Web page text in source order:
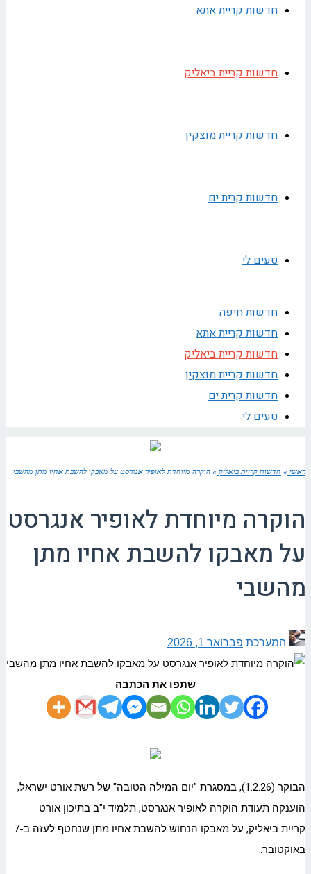
חדשות קריית אתא
חדשות קריית ביאליק
חדשות קריית מוצקין
חדשות קרית ים
טעים לי
חדשות חיפה
חדשות קריית אתא
חדשות קריית ביאליק
חדשות קריית מוצקין
חדשות קרית ים
טעים לי
ראשי » חדשות קריית ביאליק » הוקרה מיוחדת לאופיר אנגרסט על מאבקו להשבת אחיו מתן מהשבי
הוקרה מיוחדת לאופיר אנגרסט
על מאבקו להשבת אחיו מתן
מהשבי
המערכת פברואר 1, 2026
שתפו את הכתבה
הבוקר (1.2.26), במסגרת "יום המילה הטובה" של רשת אורט ישראל,
הוענקה תעודת הוקרה לאופיר אנגרסט, תלמיד י"ב בתיכון אורט
קריית ביאליק, על מאבקו הנחוש להשבת אחיו מתן שנחטף לעזה ב-7
באוקטובר.